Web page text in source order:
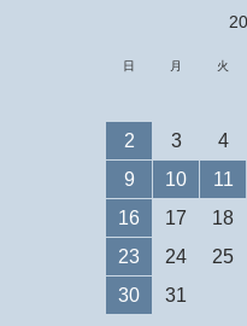
日 月 火
2
3 4
9
10 11
16
17 18
23
24 25
30
31